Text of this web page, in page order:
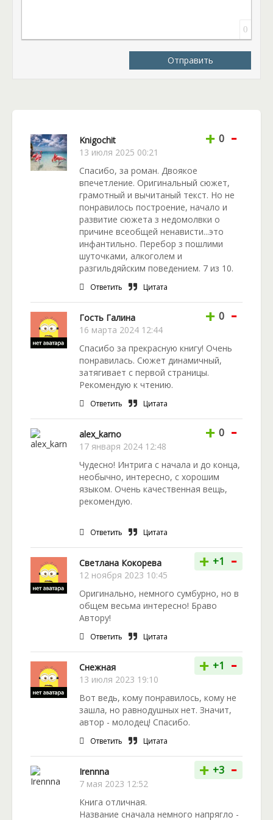
бы каждый. Магистр считает, что я должна бояться
их всех? С чего бы! Пусть они меня боятся!
Что же ждет выпускников в этом «прекрасном»
чтения!
0
Отправить
Knigochit
13 июля 2025 00:21
+ 0 -
Спасибо, за роман. Двоякое
впечетление. Оригинальный сюжет,
грамотный и вычитаный текст. Но не
понравилось построение, начало и
развитие сюжета з недомолвки о
причине всеобщей ненависти...это
инфантильно. Перебор з пошлими
шуточками, алкоголем и
разгильдяйским поведением. 7 из 10.
Ответить Цитата
Гость Галина
16 марта 2024 12:44
+ 0 -
Спасибо за прекрасную книгу! Очень
понравилась. Сюжет динамичный,
затягивает с первой страницы.
Рекомендую к чтению.
Ответить Цитата
alex_karno
17 января 2024 12:48
+ 0 -
Чудесно! Интрига с начала и до конца,
необычно, интересно, с хорошим
языком. Очень качественная вещь,
рекомендую.
Ответить Цитата
Светлана Кокорева
12 ноября 2023 10:45
+ +1 -
Оригинально, немного сумбурно, но в
общем весьма интересно! Браво
Автору!
Ответить Цитата
Снежная
13 июля 2023 19:10
+ +1 -
Вот ведь, кому понравилось, кому не
зашла, но равнодушных нет. Значит,
автор - молодец! Спасибо.
Ответить Цитата
Irennna
7 мая 2023 12:52
+ +3 -
Книга отличная.
Название сначала немного напрягло -